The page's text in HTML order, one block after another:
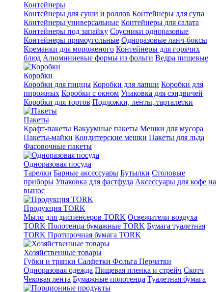
Контейнеры
Контейнеры для суши и роллов Контейнеры для супа
Контейнеры универсальные Контейнеры для салата
Контейнеры под запайку Соусники одноразовые
Контейнеры прямоугольные Одноразовые ланч-боксы
Креманки для мороженого Контейнеры для горячих
блюд Алюминиевые формы из фольги Ведра пищевые
Коробки
Коробки для пиццы Коробки для лапши Коробки для
пирожных Коробки с окном Упаковка для сэндвичей
Коробки для тортов Подложки, ленты, тарталетки
Пакеты
Крафт-пакеты Вакуумные пакеты Мешки для мусора
Пакеты-майки Кондитерские мешки Пакеты для льда
Фасовочные пакеты
Одноразовая посуда
Тарелки Барные аксессуары Бутылки Столовые
приборы Упаковка для фастфуда Аксессуары для кофе на
вынос
Продукция TORK
Мыло для диспенсеров TORK Освежители воздуха
TORK Полотенца бумажные TORK Бумага туалетная
TORK Протирочная бумага TORK
Хозяйственные товары
Губки и тряпки Салфетки Фольга Перчатки
Одноразовая одежда Пищевая пленка и стрейч Скотч
Чековая лента Бумажные полотенца Туалетная бумага